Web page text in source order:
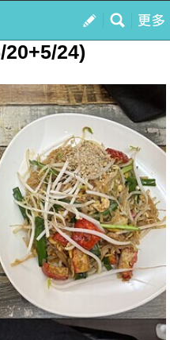
我的
20+5/24)